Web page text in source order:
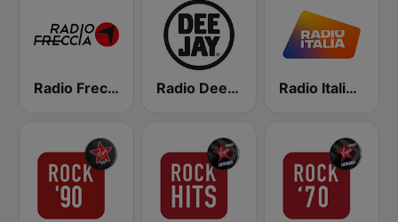
Radio Freccia Radio Deejay Radio Italia solomusicaitaliana